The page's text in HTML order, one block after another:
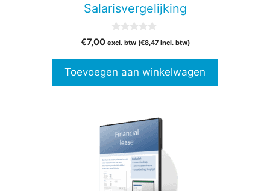
Salarisvergelijking
v
5
€7,00 excl. btw (€8,47incl. btw)
Toevoegen aan winkelwagen